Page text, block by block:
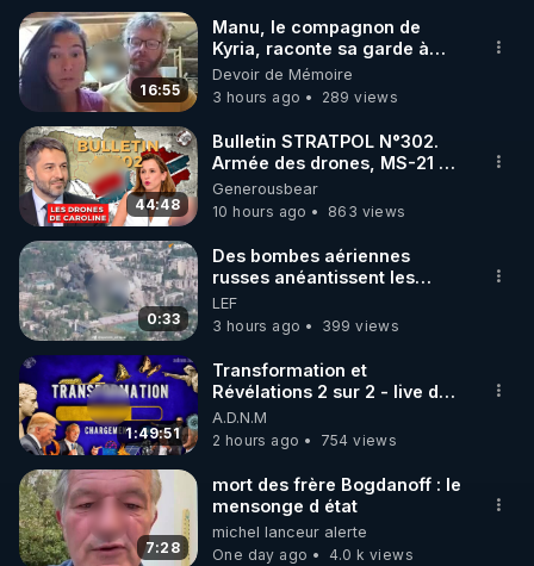
🌱 INSTAGRAM
https://www.instagram.com/rdlr_thierrycasasnovas/
http://rgnr.li/instagram
🌱 LA NEWSLETTER
Pour ne pas rater l’actualité RGNR (stages,
http://rgnr.li/news
🌱 VIDÉOS NON CENSURÉES SUR ODYSEE
Toutes les vidéos Youtube sont aussi sur la
http://rgnr.li/odysee
🌱 LES STAGES EN PRÉSENTIEL
http://rgnr.li/stages
16:55
Manu, le compagnon de
Kyria, raconte sa garde à
vue musclée. PARTAGEZ!
Devoir de Mémoire
3 hours ago
289 views
44:48
Bulletin STRATPOL N°302.
Armée des drones, MS-21 en
série, missiles coréens.
07.08.2026.
Generousbear
10 hours ago
863 views
0:33
Des bombes aériennes
russes anéantissent les
centres de contrôle de
drones de 3 brigades
ukrainienne
LEF
3 hours ago
399 views
1:49:51
Transformation et
Révélations 2 sur 2 - live du
07/08/26
A.D.N.M
2 hours ago
754 views
7:28
mort des frère Bogdanoff : le
mensonge d état
michel lanceur alerte
One day ago
4.0 k views